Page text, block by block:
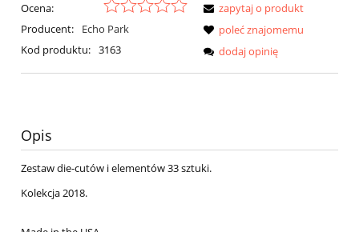
Ocena:
Producent:
Echo Park
Kod produktu: 3163
zapytaj o produkt
poleć znajomemu
dodaj opinię
Opis
Zestaw die-cutów i elementów 33 sztuki.
Kolekcja 2018.